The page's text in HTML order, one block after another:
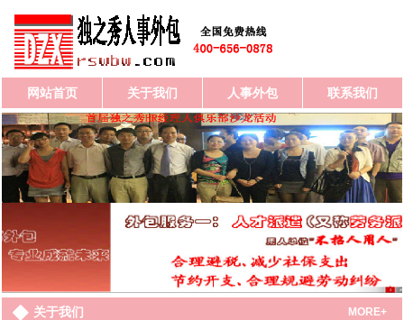
网站首页 关于我们 人事外包 联系我们
关于我们 MORE+